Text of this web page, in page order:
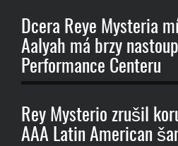
Dcera Reye Mysteria
Aalyah má brzy
Performance Centeru
Rey Mysterio zrušil
AAA Latin American